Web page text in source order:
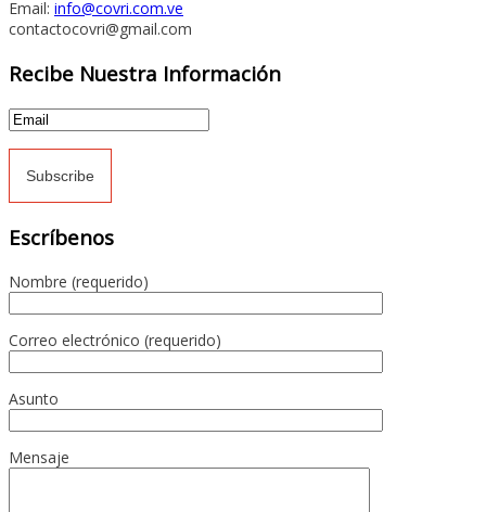
Email: info@covri.com.ve
contactocovri@gmail.com
Recibe Nuestra Información
Escríbenos
Nombre (requerido)
Correo electrónico (requerido)
Asunto
Mensaje